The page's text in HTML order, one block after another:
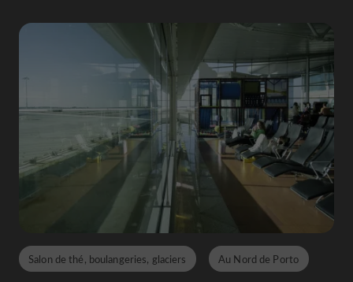
Salon de thé, boulangeries, glaciers Au Nord de Porto